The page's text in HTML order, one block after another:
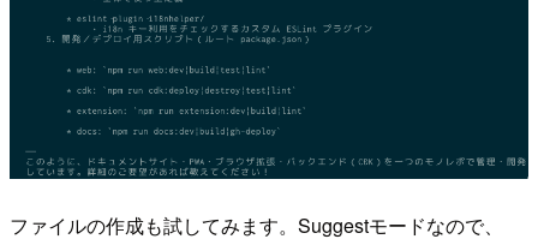
ファイルの作成も試してみます。Suggestモードなので、